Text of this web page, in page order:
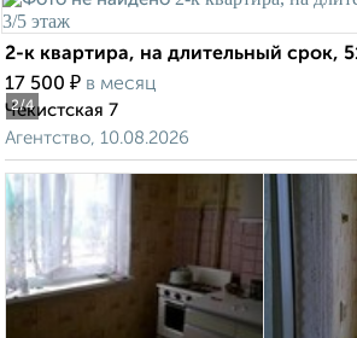
2/4
2-к квартира, на длительный срок,
17 500 ₽ в месяц
Чекистская 7
Агентство, 10.08.2026